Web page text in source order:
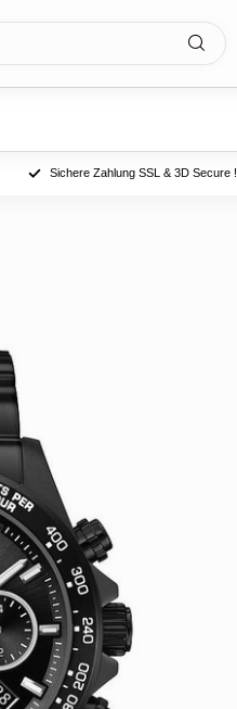
Sichere Zahlung SSL & 3D Secure !